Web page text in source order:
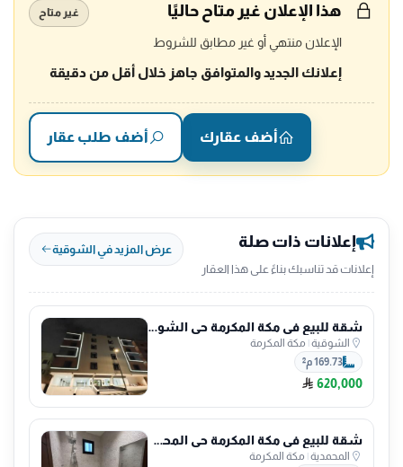
هذا الإعلان غير متاح حاليًا غير متاح
الإعلان منتهي أو غير مطابق للشروط
إعلانك الجديد والمتوافق جاهز خلال أقل من دقيقة
أضف عقارك أضف طلب عقار
إعلانات ذات صلة
إعلانات قد تناسبك بناءً على هذا العقار
عرض المزيد في الشوقية
شقة للبيع في مكة المكرمة حي الشوقية
الشوقية| مكة المكرمة
169.73 م²
620,000
شقة للبيع في مكة المكرمة حي المحمدية
المحمدية| مكة المكرمة